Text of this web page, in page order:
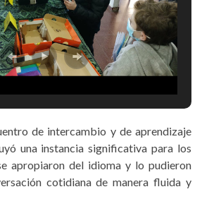
de intercambio y de aprendizaje
una instancia significativa para los
apropiaron del idioma y lo pudieron
cotidiana de manera fluida y